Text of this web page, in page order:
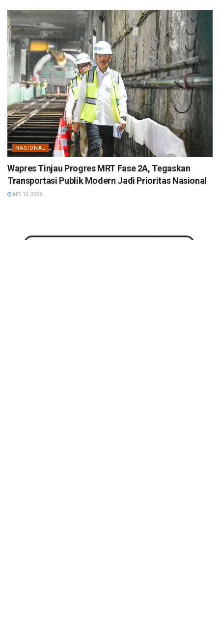
NASIONAL
Wapres Tinjau Progres MRT Fase 2A, Tegaskan
Transportasi Publik Modern Jadi Prioritas Nasional
MEI 12, 2026